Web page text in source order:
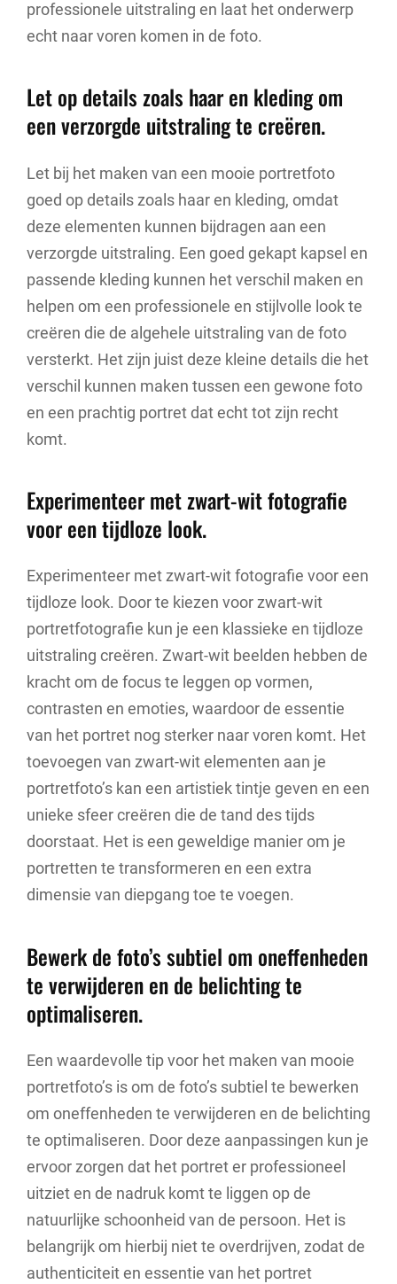
professionele uitstraling en laat het onderwerp
echt naar voren komen in de foto.
Let op details zoals haar en kleding om
een verzorgde uitstraling te creëren.
Let bij het maken van een mooie portretfoto
goed op details zoals haar en kleding, omdat
deze elementen kunnen bijdragen aan een
verzorgde uitstraling. Een goed gekapt kapsel en
passende kleding kunnen het verschil maken en
helpen om een professionele en stijlvolle look te
creëren die de algehele uitstraling van de foto
versterkt. Het zijn juist deze kleine details die het
verschil kunnen maken tussen een gewone foto
en een prachtig portret dat echt tot zijn recht
komt.
Experimenteer met zwart-wit fotografie
voor een tijdloze look.
Experimenteer met zwart-wit fotografie voor een
tijdloze look. Door te kiezen voor zwart-wit
portretfotografie kun je een klassieke en tijdloze
uitstraling creëren. Zwart-wit beelden hebben de
kracht om de focus te leggen op vormen,
contrasten en emoties, waardoor de essentie
van het portret nog sterker naar voren komt. Het
toevoegen van zwart-wit elementen aan je
portretfoto’s kan een artistiek tintje geven en een
unieke sfeer creëren die de tand des tijds
doorstaat. Het is een geweldige manier om je
portretten te transformeren en een extra
dimensie van diepgang toe te voegen.
Bewerk de foto’s subtiel om oneffenheden
te verwijderen en de belichting te
optimaliseren.
Een waardevolle tip voor het maken van mooie
portretfoto’s is om de foto’s subtiel te bewerken
om oneffenheden te verwijderen en de belichting
te optimaliseren. Door deze aanpassingen kun je
ervoor zorgen dat het portret er professioneel
uitziet en de nadruk komt te liggen op de
natuurlijke schoonheid van de persoon. Het is
belangrijk om hierbij niet te overdrijven, zodat de
authenticiteit en essentie van het portret